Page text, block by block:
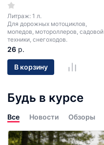
Литраж: 1 л.
Для дорожных мотоциклов,
мопедов, мотороллеров, садовой
техники, снегоходов.
26 р.
В корзину
Будь в курсе
Все Новости Обзоры